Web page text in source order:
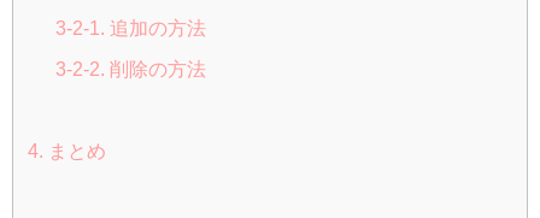
3-2-1. 追加の方法
3-2-2. 削除の方法
4. まとめ